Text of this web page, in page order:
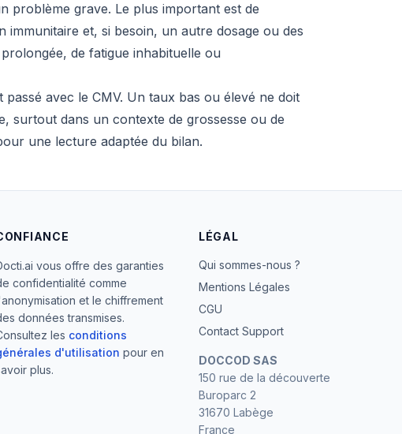
problème grave. Le plus important est de
et, si besoin, un autre dosage ou des
de fatigue inhabituelle ou
avec le CMV. Un taux bas ou élevé ne doit
surtout dans un contexte de grossesse ou de
une lecture adaptée du bilan.
vous offre des garanties
confidentialité comme
et le chiffrement
données transmises.
les conditions
d'utilisation pour en
plus.
LÉGAL
Qui sommes-nous ?
Mentions Légales
CGU
Contact Support
DOCCOD SAS
150 rue de la découverte
Buroparc 2
31670 Labège
France